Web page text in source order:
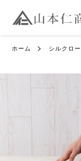
ホーム シルクロ